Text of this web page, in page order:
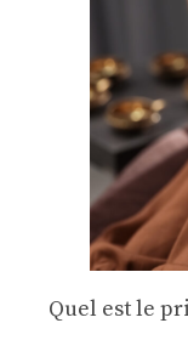
Quel est le